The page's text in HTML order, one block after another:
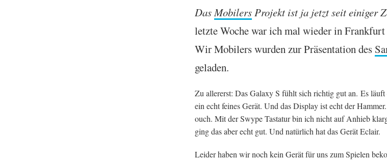
DasMobilersPro­jekt ist ja jet­zt seit ein­i­ger
let­zte Woche war ich mal wieder in Frank­furt
Wir Mobilers wur­den zur Präsent­a­tion des
geladen.
Zu aller­erst: Das Galaxy S fühlt sich richtig gut an. Es läuft
ein echt feines Ger­ät. Und das Dis­play ist echt der
ouch. Mit der Swype Tastatur bin ich nicht auf Anhieb
ging das aber echt gut. Und natür­lich hat das Ger­ät Eclair.
Leider haben wir noch kein Ger­ät für uns zum Spielen